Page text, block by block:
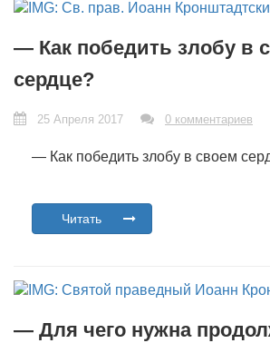
— Как победить злобу в
сердце?
25 Апреля 2017 0 комментариев
— Как победить злобу в своем
Читать
— Для чего нужна